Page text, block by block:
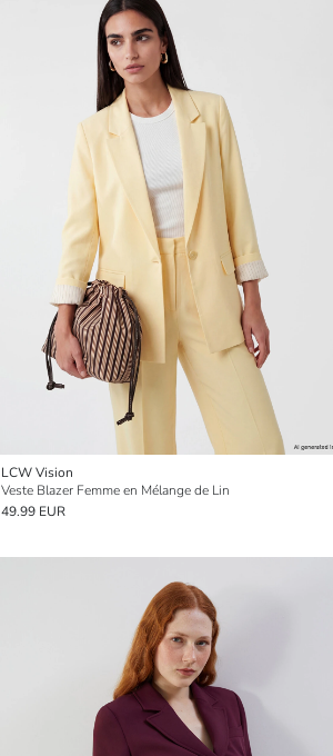
LCW Vision
Veste Blazer Femme en Mélange de Lin
49.99 EUR